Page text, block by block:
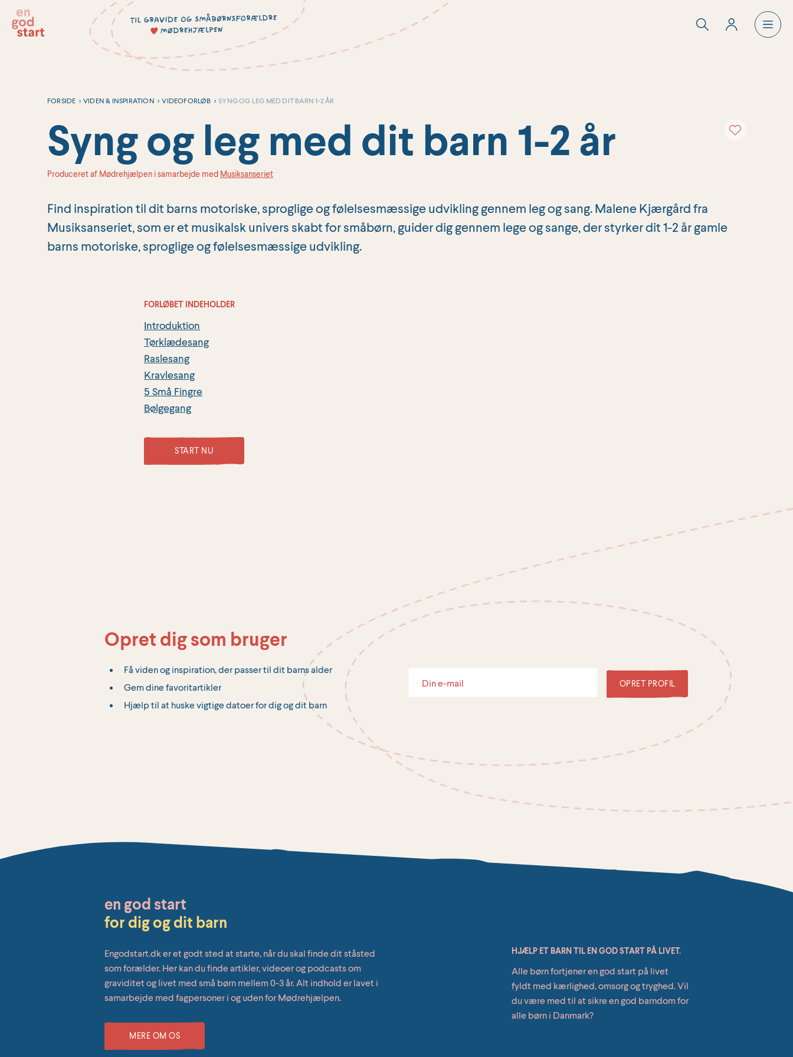
indholdet
FORSIDE > VIDEN & INSPIRATION > VIDEOFORLØB > SYNG OG LEG MED DIT BARN 1-2 ÅR
Syng og leg med dit barn 1-2 år
Produceret af Mødrehjælpen i samarbejde med Musiksanseriet
Find inspiration til dit barns motoriske, sproglige og følelsesmæssige udvikling gennem leg og sang. Malene Kjærgård fra
Musiksanseriet, som er et musikalsk univers skabt for småbørn, guider dig gennem lege og sange, der styrker dit 1-2 år gamle
barns motoriske, sproglige og følelsesmæssige udvikling.
FORLØBET INDEHOLDER
Introduktion
Tørklædesang
Raslesang
Kravlesang
5 Små Fingre
Bølgegang
START NU
Opret dig som bruger
Få viden og inspiration, der passer til dit barns alder
Gem dine favoritartikler
Hjælp til at huske vigtige datoer for dig og dit barn
OPRET PROFIL
en god start
for dig og dit barn
Engodstart.dk er et godt sted at starte, når du skal finde dit ståsted
som forælder. Her kan du finde artikler, videoer og podcasts om
graviditet og livet med små børn mellem 0-3 år. Alt indhold er lavet i
samarbejde med fagpersoner i og uden for Mødrehjælpen.
MERE OM OS
HJÆLP ET BARN TIL EN GOD START PÅ LIVET.
Alle børn fortjener en god start på livet
fyldt med kærlighed, omsorg og tryghed. Vil
du være med til at sikre en god barndom for
alle børn i Danmark?